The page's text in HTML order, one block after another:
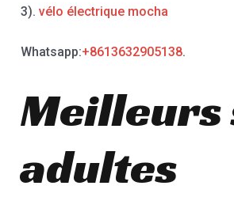
3). vélo électrique mocha
Whatsapp:+8613632905138.
Meilleurs
adultes